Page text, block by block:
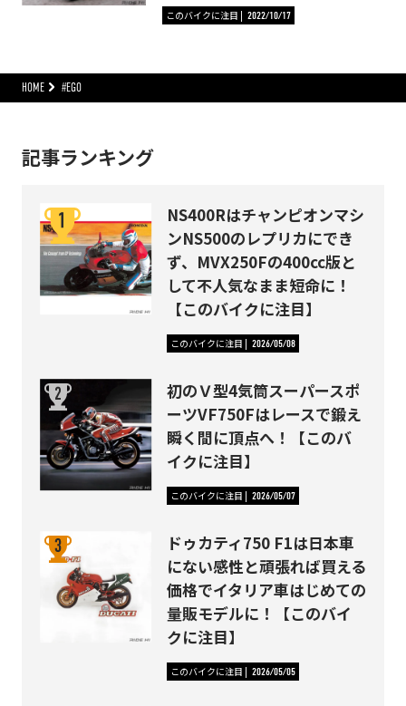
このバイクに注目
2022/10/17
HOME #EGO
記事ランキング
NS400Rはチャンピオンマシ
ンNS500のレプリカにでき
ず、MVX250Fの400cc版と
して不人気なまま短命に！
【このバイクに注目】
このバイクに注目 2026/05/08
初のＶ型4気筒スーパースポ
ーツVF750Fはレースで鍛え
瞬く間に頂点へ！【このバ
イクに注目】
このバイクに注目 2026/05/07
ドゥカティ750 F1は日本車
にない感性と頑張れば買える
価格でイタリア車はじめての
量販モデルに！【このバイ
クに注目】
このバイクに注目 2026/05/05